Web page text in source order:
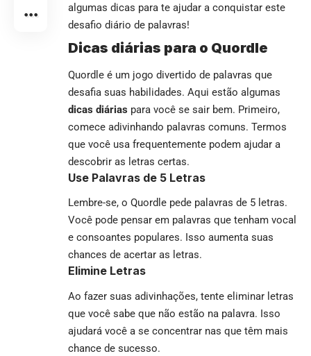
algumas dicas para te ajudar a conquistar este
desafio diário de palavras!
Dicas diárias para o Quordle
Quordle é um jogo divertido de palavras que
desafia suas habilidades. Aqui estão algumas
dicas diárias para você se sair bem. Primeiro,
comece adivinhando palavras comuns. Termos
que você usa frequentemente podem ajudar a
descobrir as letras certas.
Use Palavras de 5 Letras
Lembre-se, o Quordle pede palavras de 5 letras.
Você pode pensar em palavras que tenham vocal
e consoantes populares. Isso aumenta suas
chances de acertar as letras.
Elimine Letras
Ao fazer suas adivinhações, tente eliminar letras
que você sabe que não estão na palavra. Isso
ajudará você a se concentrar nas que têm mais
chance de sucesso.